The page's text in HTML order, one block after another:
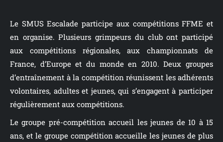
Le SMUS Escalade participe aux compétitions FFME et
en organise. Plusieurs grimpeurs du club ont participé
aux compétitions régionales, aux championnats de
France, d’Europe et du monde en 2010. Deux groupes
d’entraînement à la compétition réunissent les adhérents
volontaires, adultes et jeunes, qui s’engagent à participer
régulièrement aux compétitions.
Le groupe pré-compétition accueil les jeunes de 10 à 15
ans, et le groupe compétition accueille les jeunes de plus